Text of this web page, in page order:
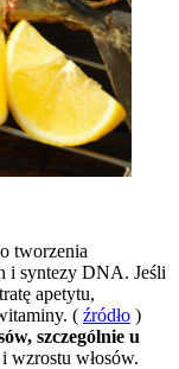
tworzenia
i syntezy DNA. Jeśli
apetytu,
( źródło )
szczególnie u
wzrostu włosów.